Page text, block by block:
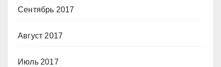
Сентябрь 2017
Август 2017
Июль 2017